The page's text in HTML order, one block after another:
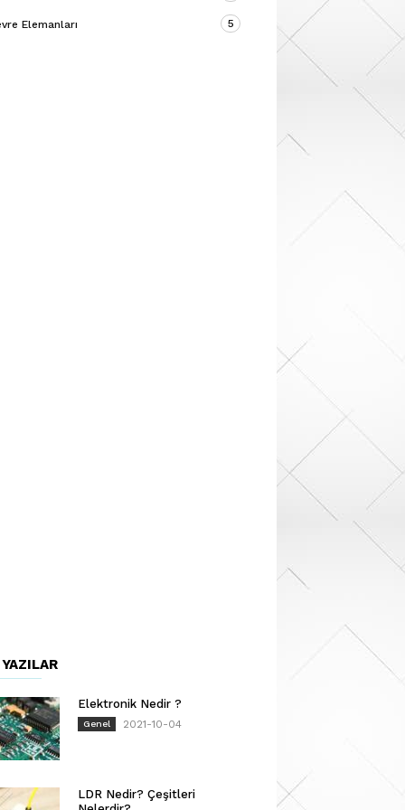
Elemanları 5
Elektronik Nedir ?
Genel 2021-10-04
LDR Nedir? Çeşitleri